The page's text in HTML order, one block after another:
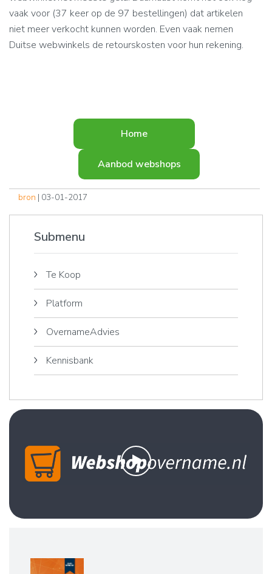
vaak voor (37 keer op de 97 bestellingen) dat artikelen
niet meer verkocht kunnen worden. Even vaak nemen
Duitse webwinkels de retourskosten voor hun rekening.
Home
Aanbod webshops
bron | 03-01-2017
Submenu
Te Koop
Platform
OvernameAdvies
Kennisbank